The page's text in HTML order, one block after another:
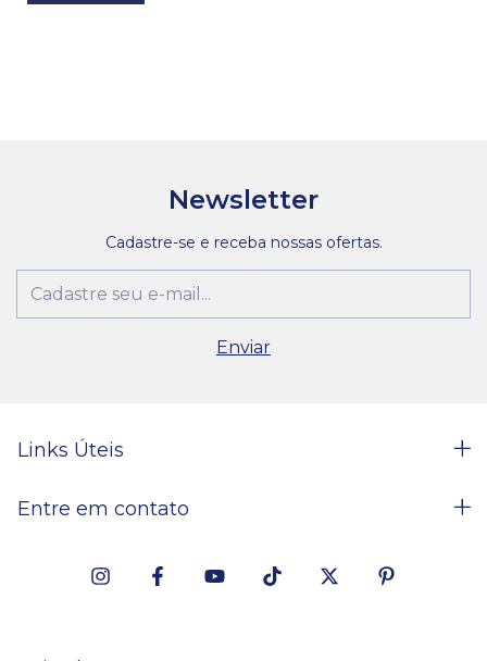
Newsletter
Cadastre-se e receba nossas ofertas.
Links Úteis
Entre em contato